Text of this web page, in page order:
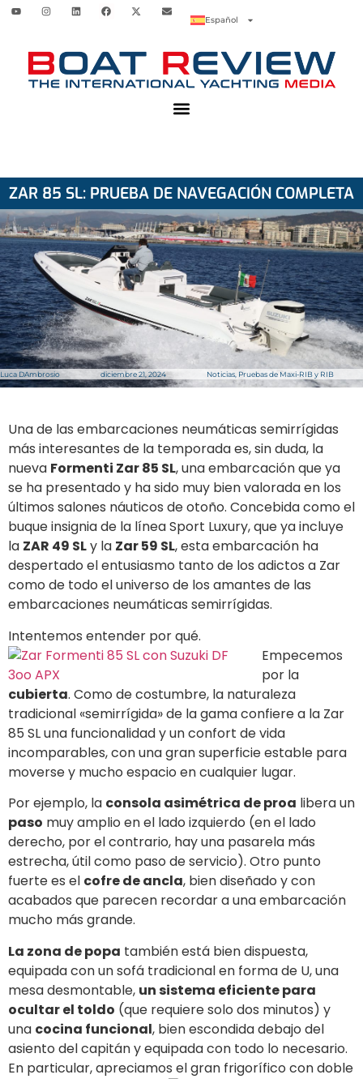
Español
ZAR 85 SL: PRUEBA DE NAVEGACIÓN COMPLETA
Luca DAmbrosio diciembre 21, 2024 Noticias, Pruebas de Maxi-RIB y RIB
Una de las embarcaciones neumáticas semirrígidas
más interesantes de la temporada es, sin duda, la
nueva Formenti Zar 85 SL, una embarcación que ya
se ha presentado y ha sido muy bien valorada en los
últimos salones náuticos de otoño. Concebida como el
buque insignia de la línea Sport Luxury, que ya incluye
la ZAR 49 SLy la Zar 59 SL, esta embarcación ha
despertado el entusiasmo tanto de los adictos a Zar
como de todo el universo de los amantes de las
embarcaciones neumáticas semirrígidas.
Intentemos entender por qué.
Empecemos
por la
cubierta. Como de costumbre, la naturaleza
tradicional «semirrígida» de la gama confiere a la Zar
85 SL una funcionalidad y un confort de vida
incomparables, con una gran superficie estable para
moverse y mucho espacio en cualquier lugar.
Por ejemplo, la consola asimétrica de proa libera un
paso muy amplio en el lado izquierdo (en el lado
derecho, por el contrario, hay una pasarela más
estrecha, útil como paso de servicio). Otro punto
fuerte es el cofre de ancla, bien diseñado y con
acabados que parecen recordar a una embarcación
mucho más grande.
La zona de popa también está bien dispuesta,
equipada con un sofá tradicional en forma de U, una
mesa desmontable, un sistema eficiente para
ocultar el toldo (que requiere solo dos minutos) y
una cocina funcional, bien escondida debajo del
asiento del capitán y equipada con todo lo necesario.
En particular, apreciamos el gran frigorífico con doble